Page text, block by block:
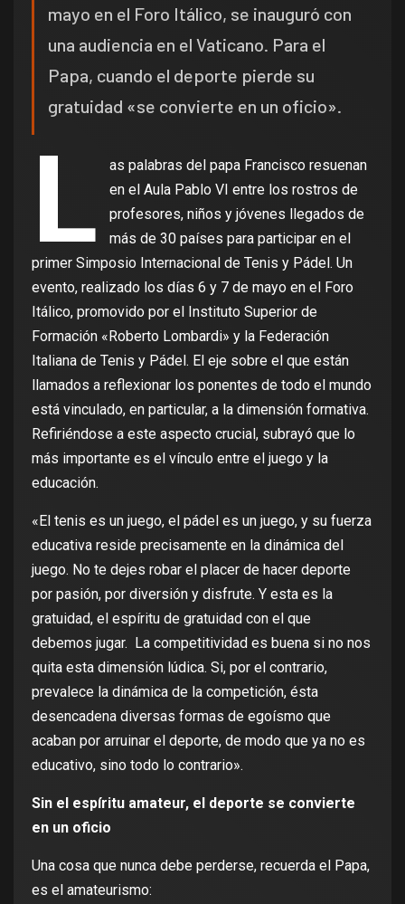
mayo en el Foro Itálico, se inauguró con
una audiencia en el Vaticano. Para el
Papa, cuando el deporte pierde su
gratuidad «se convierte en un oficio».
L
as palabras del papa Francisco resuenan
en el Aula Pablo VI entre los rostros de
profesores, niños y jóvenes llegados de
más de 30 países para participar en el
primer Simposio Internacional de Tenis y Pádel. Un
evento, realizado los días 6 y 7 de mayo en el Foro
Itálico, promovido por el Instituto Superior de
Formación «Roberto Lombardi» y la Federación
Italiana de Tenis y Pádel. El eje sobre el que están
llamados a reflexionar los ponentes de todo el mundo
está vinculado, en particular, a la dimensión formativa.
Refiriéndose a este aspecto crucial, subrayó que lo
más importante es el vínculo entre el juego y la
educación.
«El tenis es un juego, el pádel es un juego, y su fuerza
educativa reside precisamente en la dinámica del
juego. No te dejes robar el placer de hacer deporte
por pasión, por diversión y disfrute. Y esta es la
gratuidad, el espíritu de gratuidad con el que
debemos jugar. La competitividad es buena si no nos
quita esta dimensión lúdica. Si, por el contrario,
prevalece la dinámica de la competición, ésta
desencadena diversas formas de egoísmo que
acaban por arruinar el deporte, de modo que ya no es
educativo, sino todo lo contrario».
Sin el espíritu amateur, el deporte se convierte
en un oficio
Una cosa que nunca debe perderse, recuerda el Papa,
es el amateurismo: